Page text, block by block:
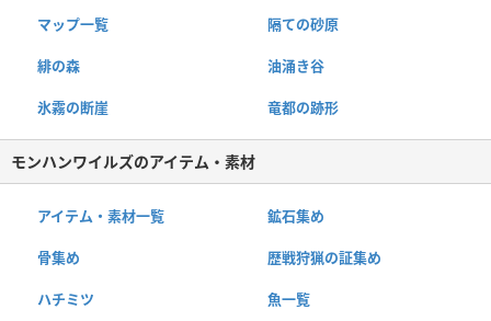
マップ一覧 隔ての砂原
緋の森 油涌き谷
氷霧の断崖 竜都の跡形
モンハンワイルズのアイテム・素材
アイテム・素材一覧 鉱石集め
骨集め 歴戦狩猟の証集め
ハチミツ 魚一覧